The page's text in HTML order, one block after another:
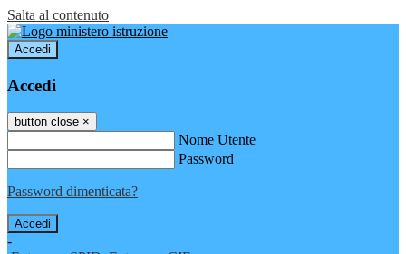
Salta al contenuto
Accedi
Accedi
button close ×
Nome Utente
Password
Password dimenticata?
-